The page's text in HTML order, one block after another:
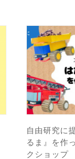
自由研究に
るま』を作
クショップ